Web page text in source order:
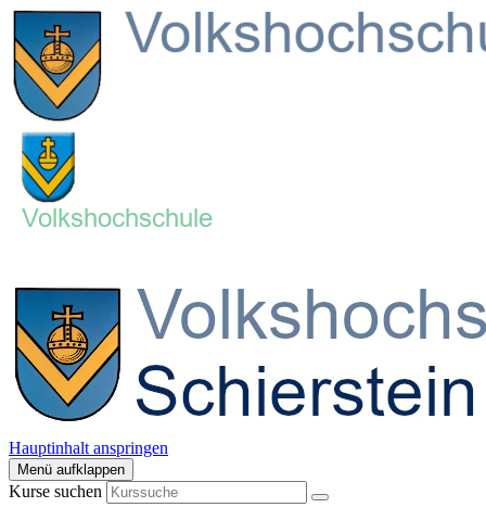
Hauptinhalt anspringen
Menü aufklappen
Kurse suchen